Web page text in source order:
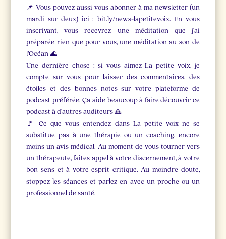
📌 Vous pouvez aussi vous abonner à ma newsletter (un
mardi sur deux) ici : bit.ly/news-lapetitevoix. En vous
inscrivant, vous recevrez une méditation que j’ai
préparée rien que pour vous, une méditation au son de
l’Océan 🌊
Une dernière chose : si vous aimez La petite voix, je
compte sur vous pour laisser des commentaires, des
étoiles et des bonnes notes sur votre plateforme de
podcast préférée. Ça aide beaucoup à faire découvrir ce
podcast à d’autres auditeurs 🙏
🚩 Ce que vous entendez dans La petite voix ne se
substitue pas à une thérapie ou un coaching, encore
moins un avis médical. Au moment de vous tourner vers
un thérapeute, faites appel à votre discernement, à votre
bon sens et à votre esprit critique. Au moindre doute,
stoppez les séances et parlez-en avec un proche ou un
professionnel de santé.